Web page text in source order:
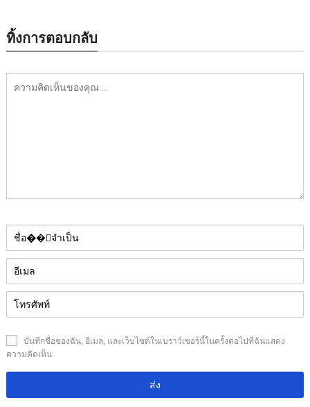
ทิ้งการตอบกลับ
บันทึกชื่อของฉัน, อีเมล, และเว็บไซต์ในเบราว์เซอร์นี้ในครั้งต่อไปที่ฉันแสดง
ความคิดเห็น.